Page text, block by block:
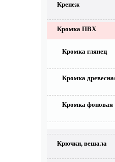
Крепеж
Кромка ПВХ
Кромка глянец
Кромка
Кромка фоновая
Крючки, вешала